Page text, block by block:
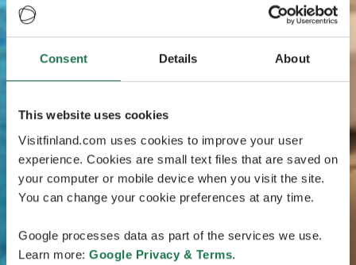
Consent Details About
This website uses cookies
Visitfinland.com uses cookies to improve your user
experience. Cookies are small text files that are saved on
your computer or mobile device when you visit the site.
You can change your cookie preferences at any time.
Google processes data as part of the services we use.
Learn more: Google Privacy & Terms.